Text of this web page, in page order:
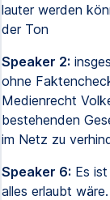
lauter werden
der Ton
Speaker 2:
ohne
Medienrecht
bestehenden
im Netz zu
Speaker 6: Es
alles erlaubt